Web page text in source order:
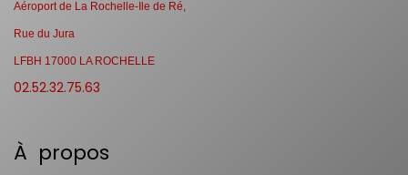
Aéroport de La Rochelle-Ile de Ré,
Rue du Jura
LFBH 17000 LA ROCHELLE
02.52.32.75.63
À propos